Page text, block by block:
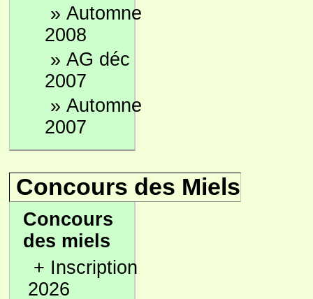
» Automne
2008
» AG déc
2007
» Automne
2007
Concours des Miels
Concours
des miels
+ Inscription
2026